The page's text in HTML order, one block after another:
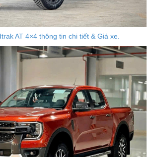
AT 4×4 thông tin chi tiết & Giá xe.